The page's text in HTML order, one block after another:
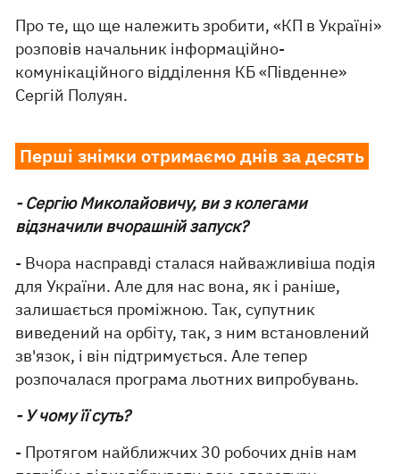
Про те, що ще належить зробити, «КП в Україні»
розповів начальник інформаційно-
комунікаційного відділення КБ «Південне»
Сергій Полуян.
Перші знімки отримаємо днів за десять
- Сергію Миколайовичу, ви з колегами
відзначили вчорашній запуск?
- Вчора насправді сталася найважливіша подія
для України. Але для нас вона, як і раніше,
залишається проміжною. Так, супутник
виведений на орбіту, так, з ним встановлений
зв'язок, і він підтримується. Але тепер
розпочалася програма льотних випробувань.
- У чому її суть?
- Протягом найближчих 30 робочих днів нам